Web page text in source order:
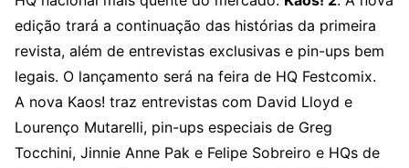
edição trará a continuação das histórias da primeira
revista, além de entrevistas exclusivas e pin-ups bem
legais. O lançamento será na feira de HQ Festcomix.
A nova Kaos! traz entrevistas com David Lloyd e
Lourenço Mutarelli, pin-ups especiais de Greg
Tocchini, Jinnie Anne Pak e Felipe Sobreiro e HQs de